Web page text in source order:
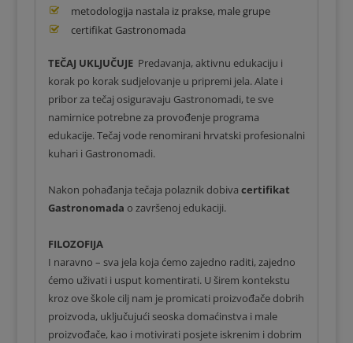
metodologija nastala iz prakse, male grupe
certifikat Gastronomada
TEČAJ UKLJUČUJE Predavanja, aktivnu edukaciju i
korak po korak sudjelovanje u pripremi jela. Alate i
pribor za tečaj osiguravaju Gastronomadi, te sve
namirnice potrebne za provođenje programa
edukacije. Tečaj vode renomirani hrvatski profesionalni
kuhari i Gastronomadi.
Nakon pohađanja tečaja polaznik dobiva certifikat
Gastronomada o završenoj edukaciji.
FILOZOFIJA
I naravno – sva jela koja ćemo zajedno raditi, zajedno
ćemo uživati i usput komentirati. U širem kontekstu
kroz ove škole cilj nam je promicati proizvođače dobrih
proizvoda, uključujući seoska domaćinstva i male
proizvođače, kao i motivirati posjete iskrenim i dobrim